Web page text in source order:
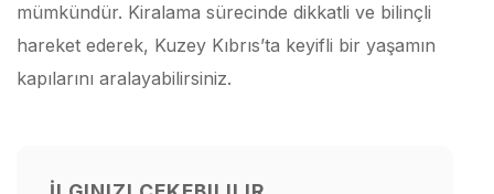
mümkündür. Kiralama sürecinde dikkatli ve bilinçli
hareket ederek, Kuzey Kıbrıs’ta keyifli bir yaşamın
kapılarını aralayabilirsiniz.